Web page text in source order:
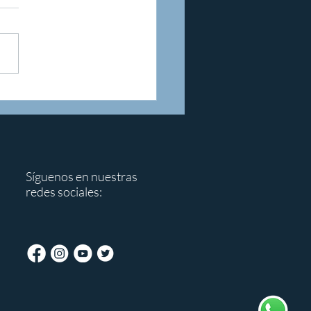
Síguenos en nuestras
redes sociales: